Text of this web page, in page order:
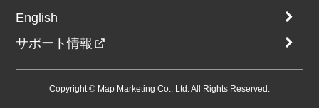
English
サポート情報
Copyright © Map Marketing Co., Ltd. All Rights Reserved.